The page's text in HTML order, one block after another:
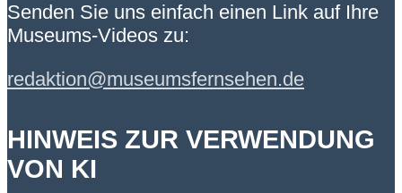
Senden Sie uns einfach einen Link auf Ihre
Museums-Videos zu:
redaktion@museumsfernsehen.de
HINWEIS ZUR VERWENDUNG
VON KI